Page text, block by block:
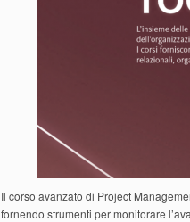
Il corso avanzato di Project
fornendo strumenti per monitorare